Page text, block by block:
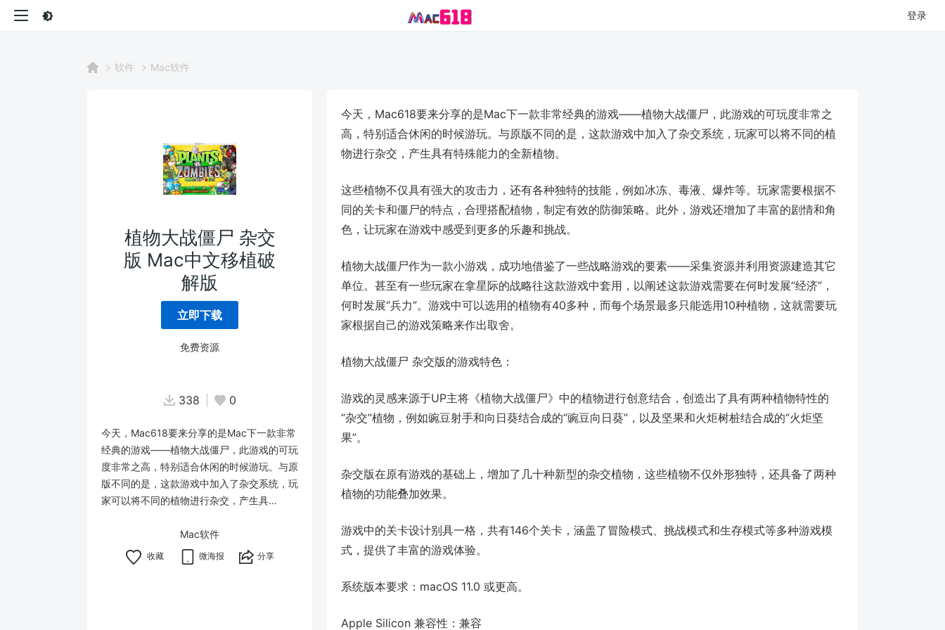
登录
软件 Mac软件
植物大战僵尸 杂交
版 Mac中文移植破
解版
立即下载
免费资源
338 0
今天，Mac618要来分享的是Mac下一款非常
经典的游戏——植物大战僵尸，此游戏的可玩
度非常之高，特别适合休闲的时候游玩。与原
版不同的是，这款游戏中加入了杂交系统，玩
家可以将不同的植物进行杂交，产生具...
Mac软件
微海报 分享
今天，Mac618要来分享的是Mac下一款非常经典的游戏——植物大战僵尸，此游戏的可玩度非常之
高，特别适合休闲的时候游玩。与原版不同的是，这款游戏中加入了杂交系统，玩家可以将不同的植
物进行杂交，产生具有特殊能力的全新植物。
这些植物不仅具有强大的攻击力，还有各种独特的技能，例如冰冻、毒液、爆炸等。玩家需要根据不
同的关卡和僵尸的特点，合理搭配植物，制定有效的防御策略。此外，游戏还增加了丰富的剧情和角
色，让玩家在游戏中感受到更多的乐趣和挑战。
植物大战僵尸作为一款小游戏，成功地借鉴了一些战略游戏的要素——采集资源并利用资源建造其它
单位。甚至有一些玩家在拿星际的战略往这款游戏中套用，以阐述这款游戏需要在何时发展“经济”，
何时发展“兵力”。游戏中可以选用的植物有40多种，而每个场景最多只能选用10种植物，这就需要玩
家根据自己的游戏策略来作出取舍。
植物大战僵尸 杂交版的游戏特色：
游戏的灵感来源于UP主将《植物大战僵尸》中的植物进行创意结合，创造出了具有两种植物特性的
“杂交”植物，例如豌豆射手和向日葵结合成的“豌豆向日葵”，以及坚果和火炬树桩结合成的“火炬坚
果”。
杂交版在原有游戏的基础上，增加了几十种新型的杂交植物，这些植物不仅外形独特，还具备了两种
植物的功能叠加效果。
游戏中的关卡设计别具一格，共有146个关卡，涵盖了冒险模式、挑战模式和生存模式等多种游戏模
式，提供了丰富的游戏体验。
系统版本要求：macOS 11.0 或更高。
Apple Silicon 兼容性：兼容